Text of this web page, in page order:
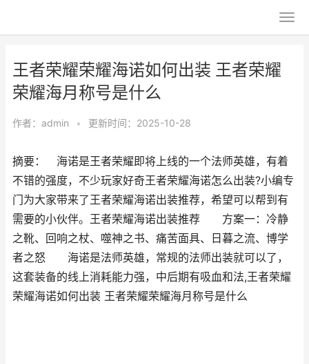
王者荣耀荣耀海诺如何出装 王者荣耀
荣耀海月称号是什么
作者： admin • 更新时间：2025-10-28
摘要： 海诺是王者荣耀即将上线的一个法师英雄，有着
不错的强度，不少玩家好奇王者荣耀海诺怎么出装?小编专
门为大家带来了王者荣耀海诺出装推荐，希望可以帮到有
需要的小伙伴。王者荣耀海诺出装推荐 方案一：冷静
之靴、回响之杖、噬神之书、痛苦面具、日暮之流、博学
者之怒 海诺是法师英雄，常规的法师出装就可以了，
这套装备的线上消耗能力强，中后期有吸血和法,王者荣耀
荣耀海诺如何出装 王者荣耀荣耀海月称号是什么